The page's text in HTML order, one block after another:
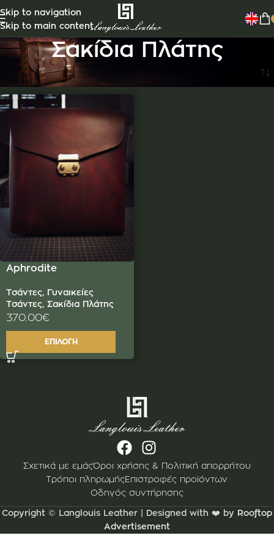
Skip to navigation
Skip to main content
Σακίδια Πλάτης
Aphrodite
Τσάντες, Γυναικείες
Τσάντες, Σακίδια Πλάτης
370.00€
ΕΠΙΛΟΓΉ
Σχετικά με εμάςΌροι χρήσης & Πολιτική απορρήτου
Τρόποι πληρωμήςΕπιστροφές προϊόντων
Οδηγός συντήρησης
Copyright © Langlouis Leather | Designed with ❤️ by Rooftop
Advertisement